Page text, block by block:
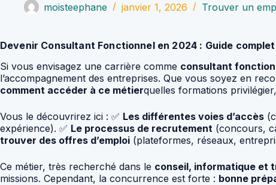
moisteephane janvier 1, 2026 Trouver un
Devenir Consultant Fonctionnel en 2024 : Guide
Si vous envisagez une carrière comme consultant
l’accompagnement des entreprises. Que vous soyez en
comment accéder à ce métierquelles formations
Vous le découvrirez ici : ✅ Les différentes voies d’accès
expérience). ✅ Le processus de recrutement (concours,
trouver des offres d’emploi (plateformes, réseaux,
Ce métier, très recherché dans le conseil, informatique et
missions. Cependant, la concurrence est forte : bonne